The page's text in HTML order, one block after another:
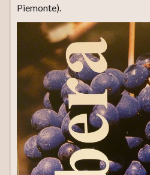
Piemonte).